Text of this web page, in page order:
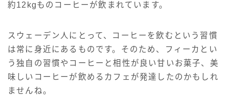
約12kgものコーヒーが飲まれています。
スウェーデン人にとって、コーヒーを飲むという習慣
は常に身近にあるものです。そのため、フィーカとい
う独自の習慣やコーヒーと相性が良い甘いお菓子、美
味しいコーヒーが飲めるカフェが発達したのかもしれ
ませんね。